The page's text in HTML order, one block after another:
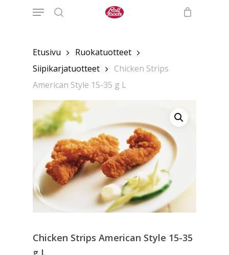
Menu
Etusivu
Ruokatuotteet
Siipikarjatuotteet
Chicken Strips
American Style 15-35 g L
Chicken Strips American Style 15-35